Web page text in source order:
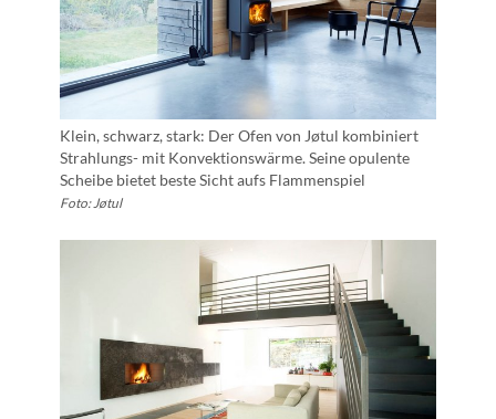
Klein, schwarz, stark: Der Ofen von Jøtul kombiniert
Strahlungs- mit Konvektionswärme. Seine opulente
Scheibe bietet beste Sicht aufs Flammenspiel
Foto: Jøtul